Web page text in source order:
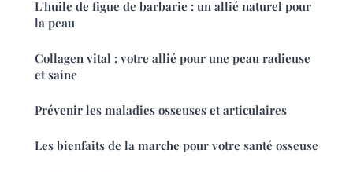
L'huile de figue de barbarie : un allié naturel pour
la peau
Collagen vital : votre allié pour une peau radieuse
et saine
Prévenir les maladies osseuses et articulaires
Les bienfaits de la marche pour votre santé osseuse